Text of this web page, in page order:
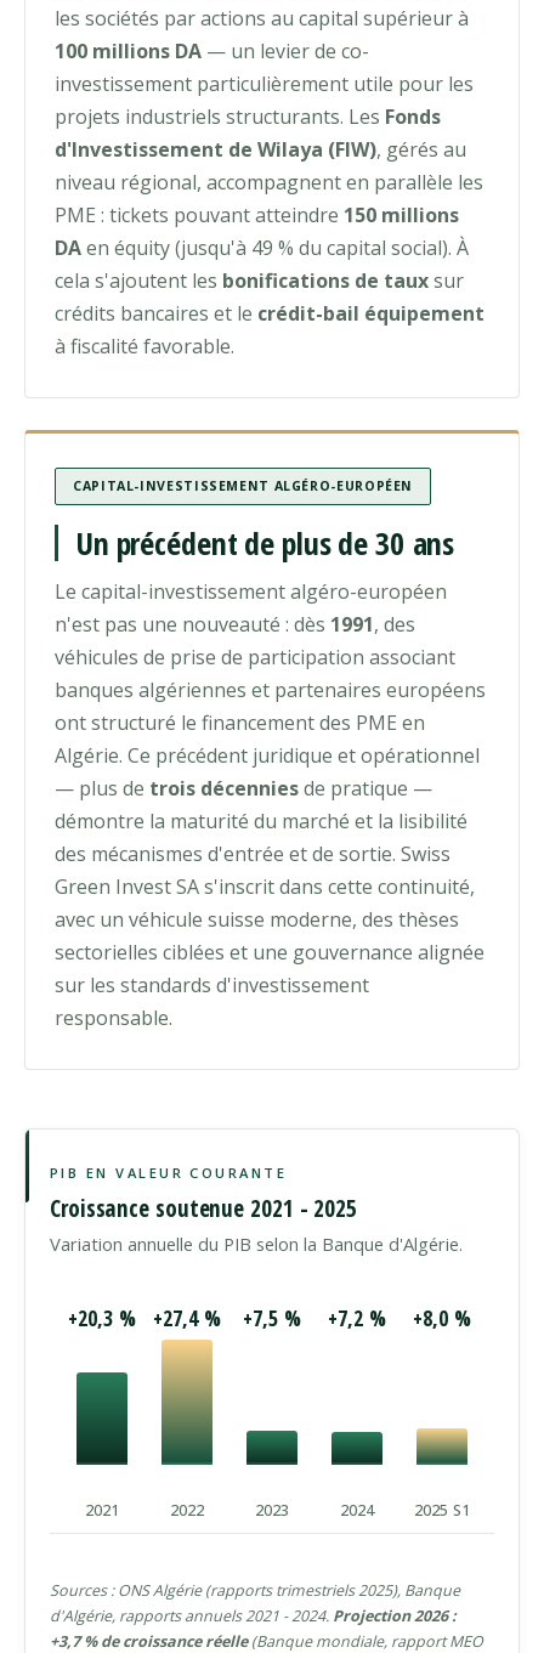
les sociétés par actions au capital supérieur à
100 millions DA — un levier de co-
investissement particulièrement utile pour les
projets industriels structurants. Les Fonds
d'Investissement de Wilaya (FIW), gérés au
niveau régional, accompagnent en parallèle les
PME : tickets pouvant atteindre 150 millions
DAen équity (jusqu'à 49 % du capital social). À
cela s'ajoutent les bonifications de tauxsur
crédits bancaires et le crédit-bail équipement
à fiscalité favorable.
CAPITAL-INVESTISSEMENT ALGÉRO-EUROPÉEN
Un précédent de plus de 30 ans
Le capital-investissement algéro-européen
n'est pas une nouveauté : dès 1991, des
véhicules de prise de participation associant
banques algériennes et partenaires européens
ont structuré le financement des PME en
Algérie. Ce précédent juridique et opérationnel
— plus de trois décenniesde pratique —
démontre la maturité du marché et la lisibilité
des mécanismes d'entrée et de sortie. Swiss
Green Invest SA s'inscrit dans cette continuité,
avec un véhicule suisse moderne, des thèses
sectorielles ciblées et une gouvernance alignée
sur les standards d'investissement
responsable.
PIB EN VALEUR COURANTE
Croissance soutenue 2021 - 2025
Variation annuelle du PIB selon la Banque d'Algérie.
+20,3 %
2021
+27,4 %
2022
+7,5 %
2023
+7,2 %
2024
+8,0 %
2025 S1
Sources : ONS Algérie (rapports trimestriels 2025), Banque
d'Algérie, rapports annuels 2021 - 2024. Projection 2026 :
+3,7 % de croissance réelle(Banque mondiale, rapport MEO